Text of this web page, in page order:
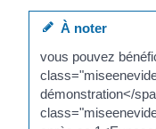
À noter
vous pouvez
démonstration</